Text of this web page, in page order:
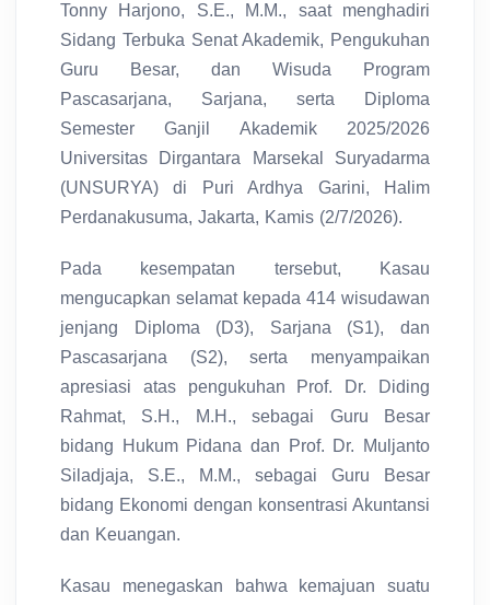
Tonny Harjono, S.E., M.M., saat menghadiri
Sidang Terbuka Senat Akademik, Pengukuhan
Guru Besar, dan Wisuda Program
Pascasarjana, Sarjana, serta Diploma
Semester Ganjil Akademik 2025/2026
Universitas Dirgantara Marsekal Suryadarma
(UNSURYA) di Puri Ardhya Garini, Halim
Perdanakusuma, Jakarta, Kamis (2/7/2026).
Pada kesempatan tersebut, Kasau
mengucapkan selamat kepada 414 wisudawan
jenjang Diploma (D3), Sarjana (S1), dan
Pascasarjana (S2), serta menyampaikan
apresiasi atas pengukuhan Prof. Dr. Diding
Rahmat, S.H., M.H., sebagai Guru Besar
bidang Hukum Pidana dan Prof. Dr. Muljanto
Siladjaja, S.E., M.M., sebagai Guru Besar
bidang Ekonomi dengan konsentrasi Akuntansi
dan Keuangan.
Kasau menegaskan bahwa kemajuan suatu